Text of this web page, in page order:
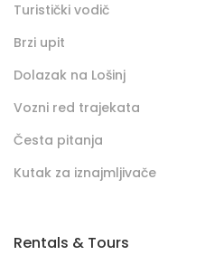
Turistički vodič
Brzi upit
Dolazak na Lošinj
Vozni red trajekata
Česta pitanja
Kutak za iznajmljivače
Rentals & Tours